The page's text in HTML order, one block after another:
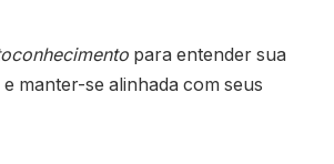
para entender sua
manter-se alinhada com seus